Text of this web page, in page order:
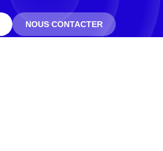
NOUS CONTACTER